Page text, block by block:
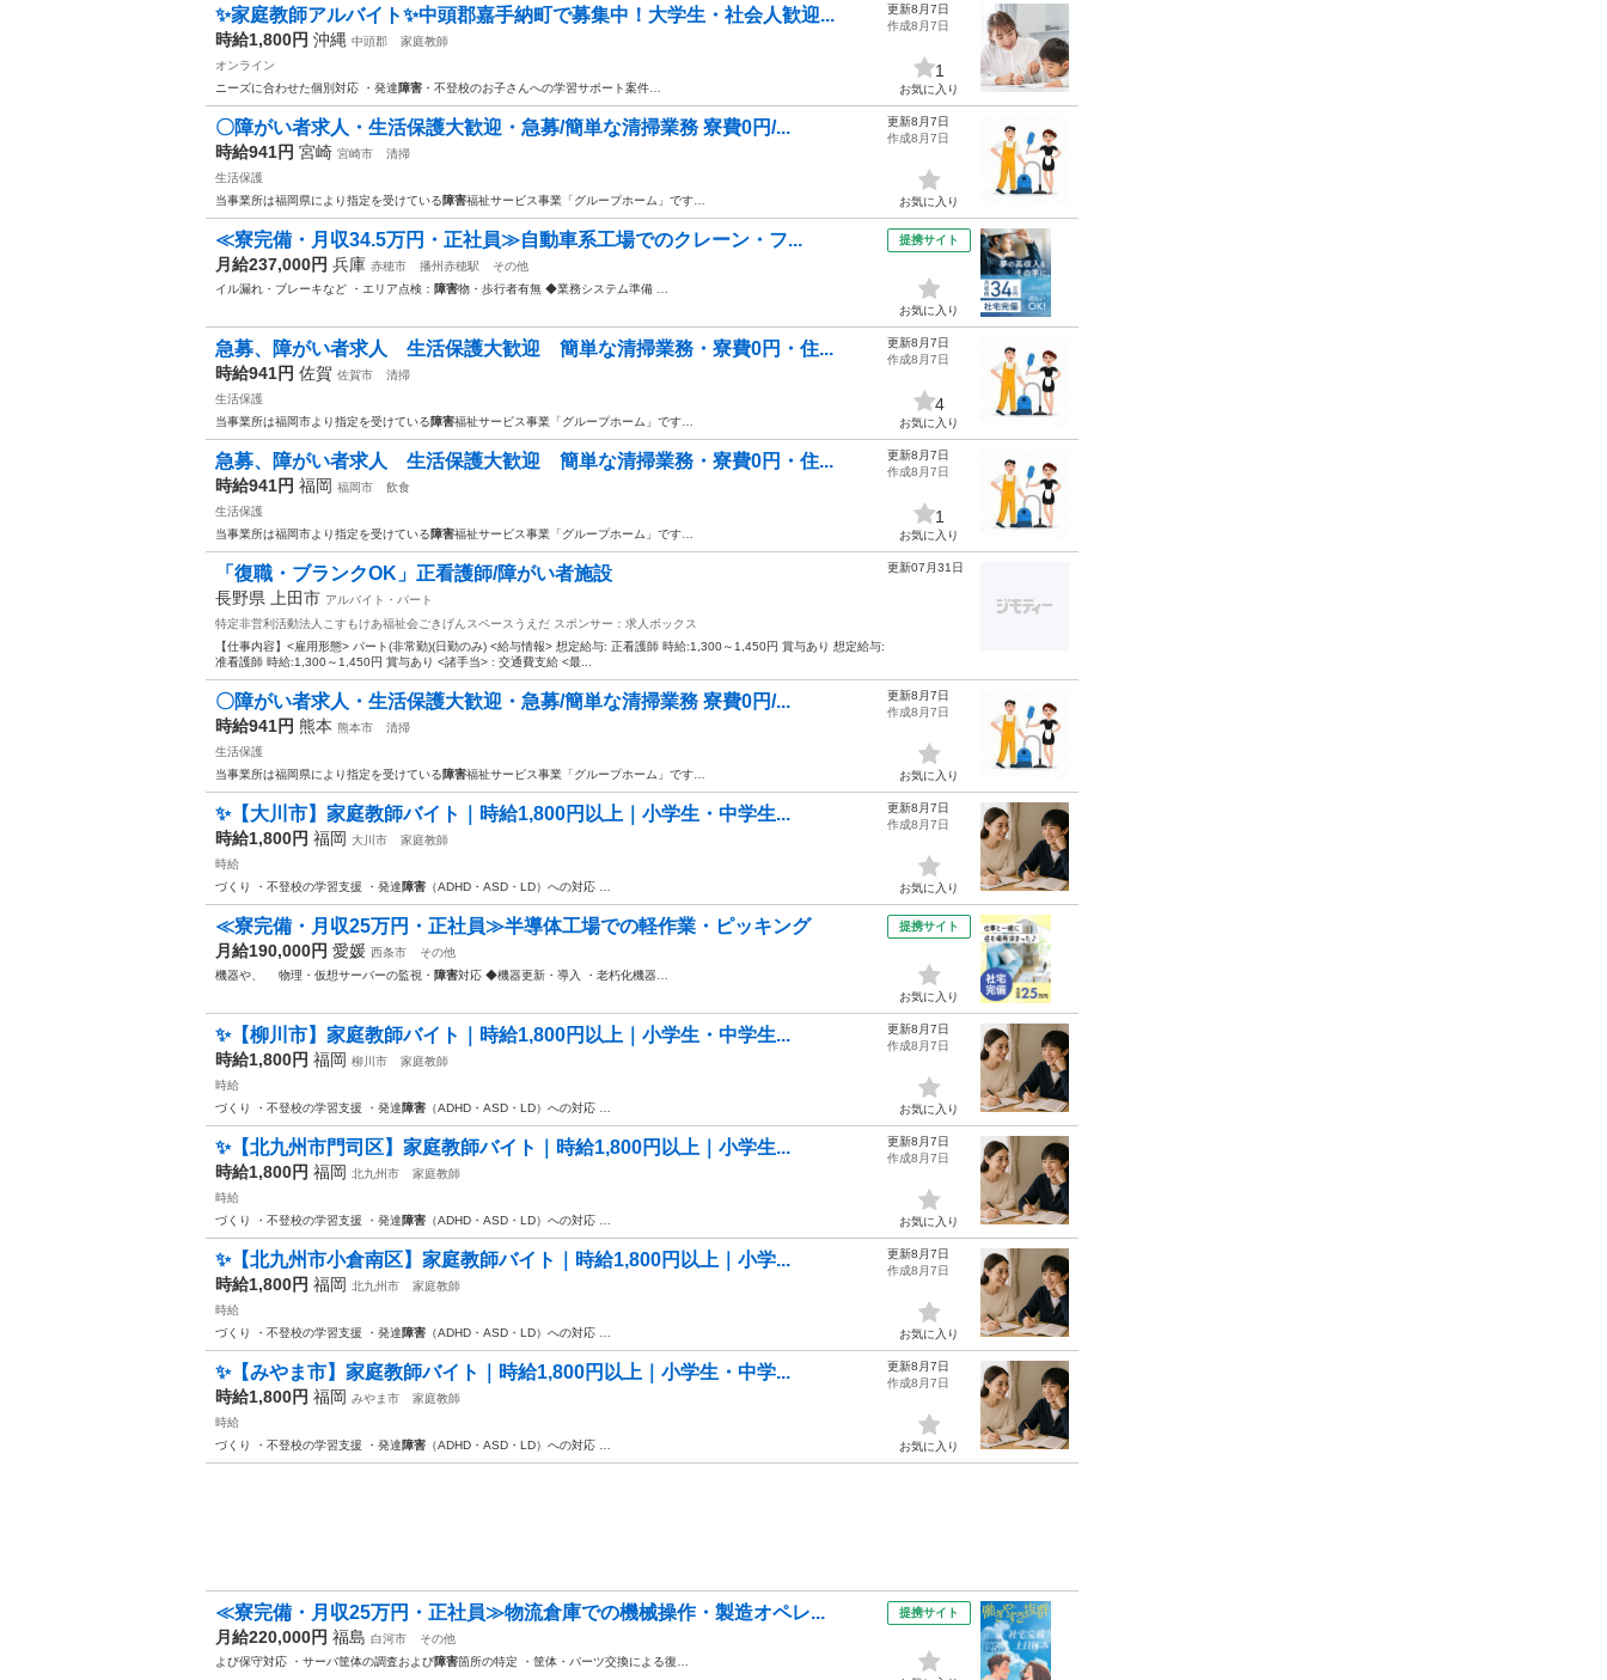
✨家庭教師アルバイト✨中頭郡嘉手納町で募集中！大学生・社会人歓迎...
時給1,800円 沖縄 中頭郡
家庭教師
オンライン
ニーズに合わせた個別対応 ・発達障害 ・不登校のお子さんへの学習サポート案件…
更新8月7日
作成8月7日
1
お気に入り
〇障がい者求人・生活保護大歓迎・急募/簡単な清掃業務 寮費0円/...
時給941円 宮崎 宮崎市
清掃
生活保護
当事業所は福岡県により指定を受けている障害福祉サービス事業「グループホーム」です…
更新8月7日
作成8月7日
お気に入り
≪寮完備・月収34.5万円・正社員≫自動車系工場でのクレーン・フ...
月給237,000円 兵庫 赤穂市 播州赤穂駅
その他
イル漏れ・ブレーキなど ・エリア点検： 障害物・歩行者有無 ◆業務システム準備 …
提携サイト
お気に入り
急募、障がい者求人 生活保護大歓迎 簡単な清掃業務・寮費0円・住...
時給941円 佐賀 佐賀市
清掃
生活保護
当事業所は福岡市より指定を受けている障害福祉サービス事業「グループホーム」です…
更新8月7日
作成8月7日
4
お気に入り
急募、障がい者求人 生活保護大歓迎 簡単な清掃業務・寮費0円・住...
時給941円 福岡 福岡市
飲食
生活保護
当事業所は福岡市より指定を受けている障害福祉サービス事業「グループホーム」です…
更新8月7日
作成8月7日
1
お気に入り
「復職・ブランクOK」正看護師/障がい者施設
長野県 上田市 アルバイト・パート
特定非営利活動法人こすもけあ福祉会ごきげんスペースうえだ スポンサー：求人ボックス
【仕事内容】<雇用形態> パート(非常勤)(日勤のみ) <給与情報> 想定給与: 正看護師 時給:1,300～1,450円 賞与あり 想定給与:
准看護師 時給:1,300～1,450円 賞与あり <諸手当> : 交通費支給 <最...
更新07月31日
〇障がい者求人・生活保護大歓迎・急募/簡単な清掃業務 寮費0円/...
時給941円 熊本 熊本市
清掃
生活保護
当事業所は福岡県により指定を受けている障害福祉サービス事業「グループホーム」です…
更新8月7日
作成8月7日
お気に入り
✨【大川市】家庭教師バイト｜時給1,800円以上｜小学生・中学生...
時給1,800円 福岡 大川市
家庭教師
時給
づくり ・不登校の学習支援 ・発達障害 （ADHD・ASD・LD）への対応 …
更新8月7日
作成8月7日
お気に入り
≪寮完備・月収25万円・正社員≫半導体工場での軽作業・ピッキング
月給190,000円 愛媛 西条市
その他
機器や、 物理・仮想サーバーの監視・ 障害対応 ◆機器更新・導入 ・老朽化機器…
提携サイト
お気に入り
✨【柳川市】家庭教師バイト｜時給1,800円以上｜小学生・中学生...
時給1,800円 福岡 柳川市
家庭教師
時給
づくり ・不登校の学習支援 ・発達障害 （ADHD・ASD・LD）への対応 …
更新8月7日
作成8月7日
お気に入り
✨【北九州市門司区】家庭教師バイト｜時給1,800円以上｜小学生...
時給1,800円 福岡 北九州市
家庭教師
時給
づくり ・不登校の学習支援 ・発達障害 （ADHD・ASD・LD）への対応 …
更新8月7日
作成8月7日
お気に入り
✨【北九州市小倉南区】家庭教師バイト｜時給1,800円以上｜小学...
時給1,800円 福岡 北九州市
家庭教師
時給
づくり ・不登校の学習支援 ・発達障害 （ADHD・ASD・LD）への対応 …
更新8月7日
作成8月7日
お気に入り
✨【みやま市】家庭教師バイト｜時給1,800円以上｜小学生・中学...
時給1,800円 福岡 みやま市
家庭教師
時給
づくり ・不登校の学習支援 ・発達障害 （ADHD・ASD・LD）への対応 …
更新8月7日
作成8月7日
お気に入り
≪寮完備・月収25万円・正社員≫物流倉庫での機械操作・製造オペレ...
月給220,000円 福島 白河市
その他
よび保守対応 ・サーバ筐体の調査および障害箇所の特定 ・筐体・パーツ交換による復…
提携サイト